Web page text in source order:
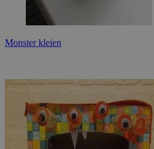
Monster kleien